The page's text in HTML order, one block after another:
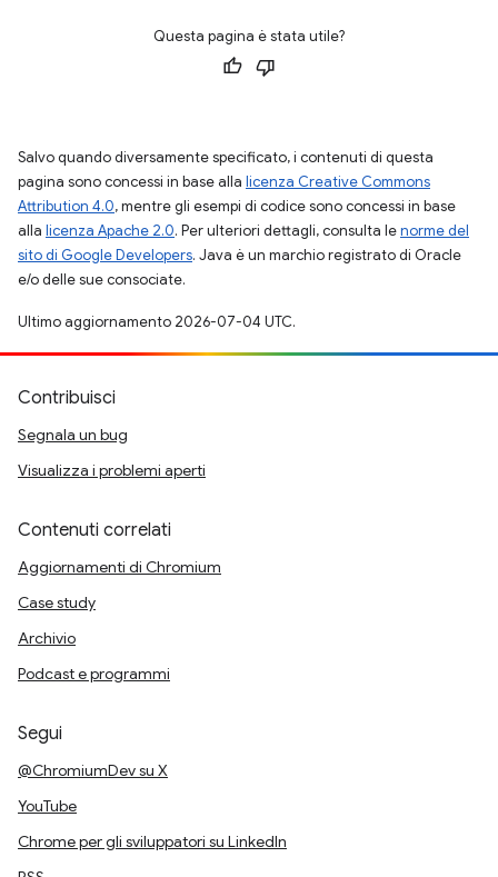
Questa pagina è stata utile?
Salvo quando diversamente specificato, i contenuti di questa
pagina sono concessi in base alla licenza Creative Commons
Attribution 4.0, mentre gli esempi di codice sono concessi in base
alla licenza Apache 2.0. Per ulteriori dettagli, consulta lenorme del
sito di Google Developers. Java è un marchio registrato di Oracle
e/o delle sue consociate.
Ultimo aggiornamento 2026-07-04 UTC.
Contribuisci
Segnala un bug
Visualizza i problemi aperti
Contenuti correlati
Aggiornamenti di Chromium
Case study
Archivio
Podcast e programmi
Segui
@ChromiumDev su X
YouTube
Chrome per gli sviluppatori su LinkedIn